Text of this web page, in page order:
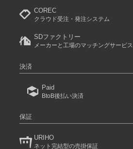
COREC
クラウド受注・発注システム
SDファクトリー
メーカーと工場のマッチングサービス
決済
Paid
BtoB後払い決済
保証
URIHO
ネット完結型の売掛保証